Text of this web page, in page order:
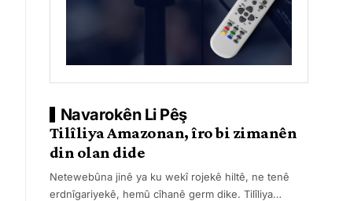
Navarokên Li Pêş
Tilîliya Amazonan, îro bi zimanên
din olan dide
Netewebûna jinê ya ku wekî rojekê hiltê, ne tenê
erdnîgariyekê, hemû cîhanê germ dike. Tilîliya…